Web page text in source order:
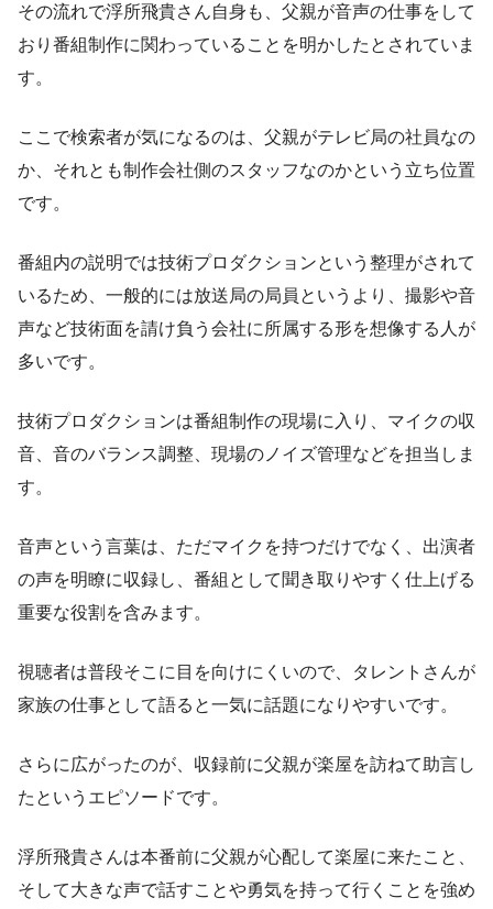
その流れで浮所飛貴さん自身も、父親が音声の仕事をして
おり番組制作に関わっていることを明かしたとされていま
す。
ここで検索者が気になるのは、父親がテレビ局の社員なの
か、それとも制作会社側のスタッフなのかという立ち位置
です。
番組内の説明では技術プロダクションという整理がされて
いるため、一般的には放送局の局員というより、撮影や音
声など技術面を請け負う会社に所属する形を想像する人が
多いです。
技術プロダクションは番組制作の現場に入り、マイクの収
音、音のバランス調整、現場のノイズ管理などを担当しま
す。
音声という言葉は、ただマイクを持つだけでなく、出演者
の声を明瞭に収録し、番組として聞き取りやすく仕上げる
重要な役割を含みます。
視聴者は普段そこに目を向けにくいので、タレントさんが
家族の仕事として語ると一気に話題になりやすいです。
さらに広がったのが、収録前に父親が楽屋を訪ねて助言し
たというエピソードです。
浮所飛貴さんは本番前に父親が心配して楽屋に来たこと、
そして大きな声で話すことや勇気を持って行くことを強め